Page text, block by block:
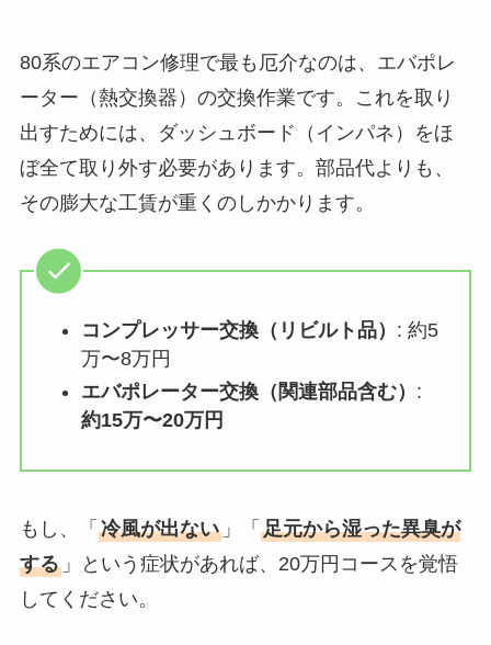
80系のエアコン修理で最も厄介なのは、エバポレ
ーター（熱交換器）の交換作業です。これを取り
出すためには、ダッシュボード（インパネ）をほ
ぼ全て取り外す必要があります。部品代よりも、
その膨大な工賃が重くのしかかります。
コンプレッサー交換（リビルト品） : 約5
万〜8万円
エバポレーター交換（関連部品含む） :
約15万〜20万円
もし、「 冷風が出ない」「 足元から湿った異臭が
する」という症状があれば、20万円コースを覚悟
してください。